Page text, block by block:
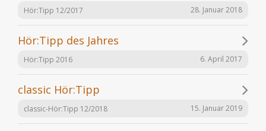
Hör:Tipp 12/2017 28. Januar 2018
Hör:Tipp des Jahres
Hör:Tipp 2016 6. April 2017
classic Hör:Tipp
classic-Hör:Tipp 12/2018 15. Januar 2019